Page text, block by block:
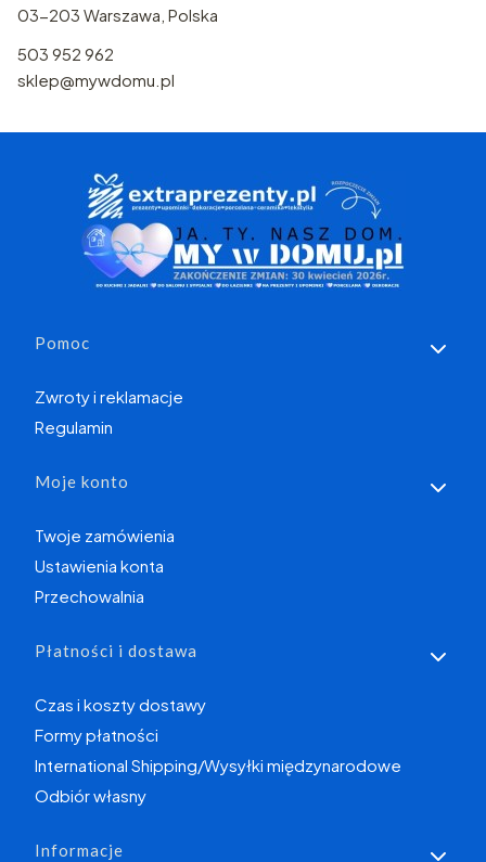
03-203 Warszawa, Polska
503 952 962
sklep@mywdomu.pl
Linki w stopce
Pomoc
Zwroty i reklamacje
Regulamin
Moje konto
Twoje zamówienia
Ustawienia konta
Przechowalnia
Płatności i dostawa
Czas i koszty dostawy
Formy płatności
International Shipping/Wysyłki międzynarodowe
Odbiór własny
Informacje